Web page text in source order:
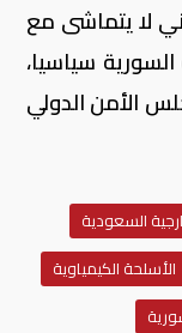
لا يتماشى مع
السورية سياسيا،
1) وقرار مجلس الأمن الدولي
السعودية
الأسلحة الكيمياوية